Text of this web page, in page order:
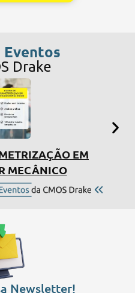
Eventos
Drake
EM
MECÂNICO
Newsletter!